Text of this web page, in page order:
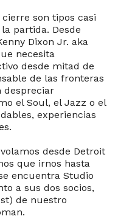
son tipos casi
partida. Desde
Dixon Jr. aka
necesita
desde mitad de
de las fronteras
despreciar
el Soul, el Jazz o el
experiencias
desde Detroit
que irnos hasta
encuentra Studio
a sus dos socios,
de nuestro